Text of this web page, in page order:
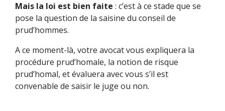
Mais la loi est bien faite : c’est à ce stade que se
pose la question de la saisine du conseil de
prud’hommes.
A ce moment-là, votre avocat vous expliquera la
procédure prud’homale, la notion de risque
prud’homal, et évaluera avec vous s’il est
convenable de saisir le juge ou non.